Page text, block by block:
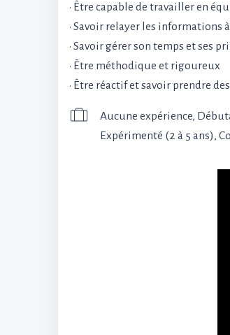
• Être capable de travailler en
• Savoir relayer les informations
• Savoir gérer son temps et ses
• Être méthodique et rigoureux
• Être réactif et savoir prendre
Aucune expérience,
Expérimenté (2 à 5 ans),